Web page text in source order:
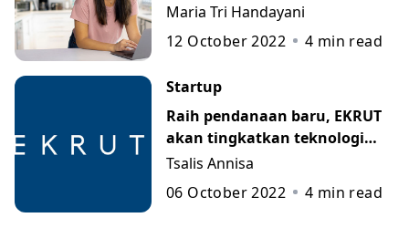
Maria Tri Handayani
12 October 2022
4 min read
Startup
Raih pendanaan baru, EKRUT
akan tingkatkan teknologi
data science
Tsalis Annisa
06 October 2022
4 min read